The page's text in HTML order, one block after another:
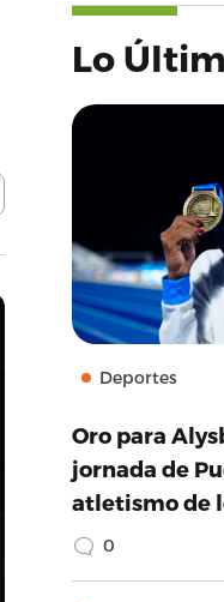
Lo
Deportes
Oro para
jornada de
atletismo de
0